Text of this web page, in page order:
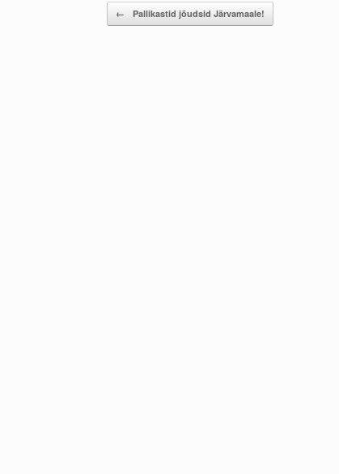
Post navigation
← Pallikastid jõudsid Järvamaale!